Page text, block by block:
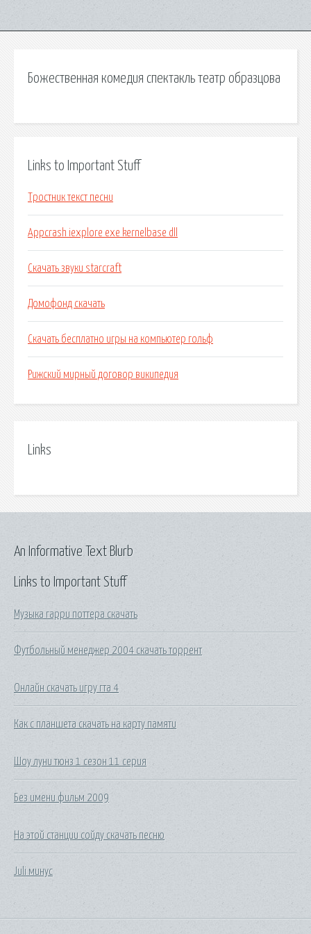
Божественная комедия спектакль театр образцова
Links to Important Stuff
Тростник текст песни
Appcrash iexplore exe kernelbase dll
Скачать звуки starcraft
Домофонд скачать
Скачать бесплатно игры на компьютер гольф
Рижский мирный договор википедия
Links
Links to Important Stuff
Музыка гарри поттера скачать
Футбольный менеджер 2004 скачать торрент
Онлайн скачать игру гта 4
Как с планшета скачать на карту памяти
Шоу луни тюнз 1 сезон 11 серия
Без имени фильм 2009
На этой станции сойду скачать песню
Juli минус
An Informative Text Blurb